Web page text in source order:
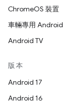
ChromeOS 裝置
車輛專用 Android
Android TV
版本
Android 17
Android 16